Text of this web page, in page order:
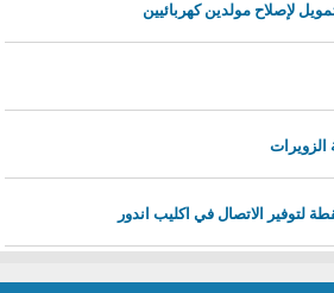
لإصلاح مولدين كهربائيين
الزويرات
لتوفير الاتصال في اكليب اندور